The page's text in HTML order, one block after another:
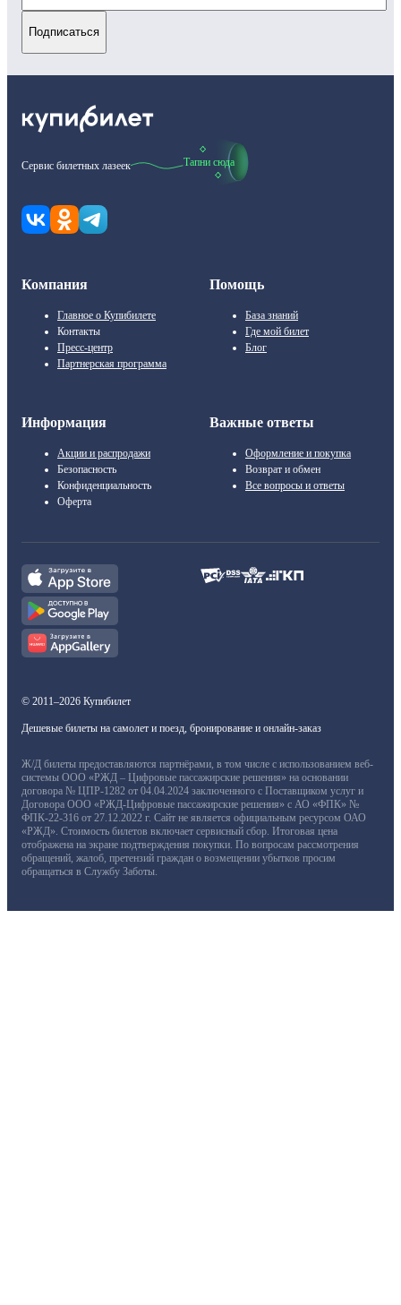
Подписаться
Сервис билетных лазеек Тапни сюда
Компания
Главное о Купибилете
Контакты
Пресс-центр
Партнерская программа
Помощь
База знаний
Где мой билет
Блог
Информация
Акции и распродажи
Безопасность
Конфиденциальность
Оферта
Важные ответы
Оформление и покупка
Возврат и обмен
Все вопросы и ответы
© 2011–2026 Купибилет
Дешевые билеты на самолет и поезд, бронирование и онлайн-заказ
Ж/Д билеты предоставляются партнёрами, в том числе с использованием веб-
системы ООО «РЖД – Цифровые пассажирские решения» на основании
договора № ЦПР-1282 от 04.04.2024 заключенного с Поставщиком услуг и
Договора ООО «РЖД-Цифровые пассажирские решения» с АО «ФПК» №
ФПК-22-316 от 27.12.2022 г. Сайт не является официальным ресурсом ОАО
«РЖД». Стоимость билетов включает сервисный сбор. Итоговая цена
отображена на экране подтверждения покупки. По вопросам рассмотрения
обращений, жалоб, претензий граждан о возмещении убытков просим
обращаться в Службу Заботы.